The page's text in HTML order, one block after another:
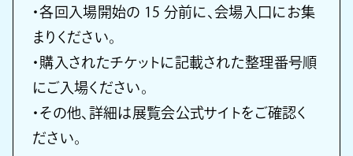
・各回入場開始の 15 分前に、会場入口にお集
まりください。
・購入されたチケットに記載された整理番号順
にご入場ください。
・その他、詳細は展覧会公式サイトをご確認く
ださい。